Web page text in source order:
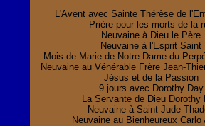
L'Avent avec Sainte Thérèse de
Prière pour les morts de la
Neuvaine à Dieu le Père
Neuvaine à l'Esprit Saint
Mois de Marie de Notre Dame du
Neuvaine au Vénérable Frère Jean-
Jésus et de la Passion
9 jours avec Dorothy Day
La Servante de Dieu Dorothy
Neuvaine à Saint Jude
Neuvaine au Bienheureux Carlo